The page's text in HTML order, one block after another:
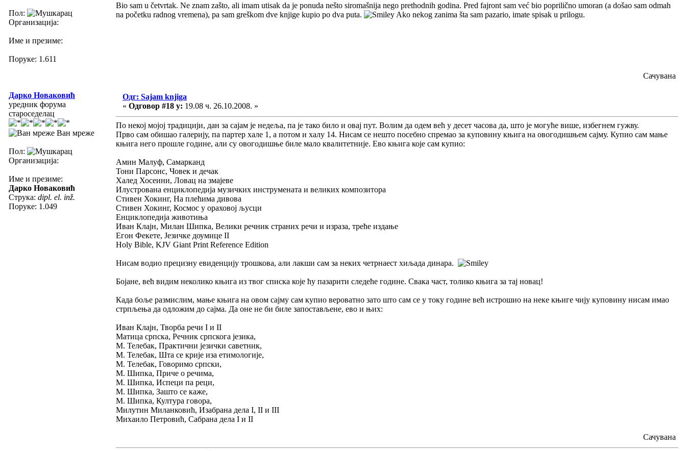
Пол:
Организација:
Име и презиме:
Поруке: 1.611
Bio sam u četvrtak. Ne znam zašto, ali imam utisak da je ponuda nešto siromašnija nego prethodnih godina. Pred fajront sam već bio poprilično umoran (a došao sam odmah
na početku radnog vremena), pa sam greškom dve knjige kupio po dva puta.
Ako nekog zanima šta sam pazario, imate spisak u prilogu.
Сачувана
Дарко Новаковић
уредник форума
староседелац
Ван мреже
Пол:
Организација:
Име и презиме:
Дарко Новаковић
Струка: dipl. el. inž.
Поруке: 1.049
Одг: Sajam knjiga
« Одговор #18 у: 19.08 ч. 26.10.2008. »
По некој мојој традицији, дан за сајам је недеља, па је тако било и овај пут. Волим да одем већ у десет часова да, што је могуће више, избегнем гужву.
Прво сам обишао галерију, па партер хале 1, а потом и халу 14. Нисам се нешто посебно спремао за куповину књига на овогодишњем сајму. Купио сам мање
књига него прошле године, али су овогодишње биле мало квалитетније. Ево књига које сам купио:
Амин Малуф, Самарканд
Тони Парсонс, Човек и дечак
Халед Хосеини, Ловац на змајеве
Илустрована енциклопедија музичких инструмената и великих композитора
Стивен Хокинг, На плећима дивова
Стивен Хокинг, Космос у ораховој љусци
Енциклопедија животиња
Иван Клајн, Милан Шипка, Велики речник страних речи и израза, треће издање
Егон Фекете, Језичке доумице II
Holy Bible, KJV Giant Print Reference Edition
Нисам водио прецизну евиденцију трошкова, али лакши сам за неких четрнаест хиљада динара.
Бојане, већ видим неколико књига из твог списка које ћу пазарити следеће године. Свака част, толико књига за тај новац!
Када боље размислим, мање књига на овом сајму сам купио вероватно зато што сам се у току године већ истрошио на неке књиге чију куповину нисам имао
стрпљења да одложим до сајма. Да оне не би биле запостављене, ево и њих:
Иван Клајн, Творба речи I и II
Матица српска, Речник српскога језика,
М. Телебак, Практични језички саветник,
М. Телебак, Шта се крије иза етимологије,
М. Телебак, Говоримо српски,
М. Шипка, Приче о речима,
М. Шипка, Испеци па реци,
М. Шипка, Зашто се каже,
М. Шипка, Култура говора,
Милутин Миланковић, Изабрана дела I, II и III
Михаило Петровић, Сабрана дела I и II
Сачувана